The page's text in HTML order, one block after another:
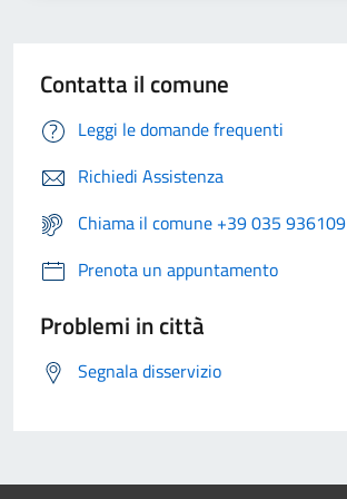
Contatta il comune
Leggi le domande frequenti
Richiedi Assistenza
Chiama il comune +39 035 936109
Prenota un appuntamento
Problemi in città
Segnala disservizio